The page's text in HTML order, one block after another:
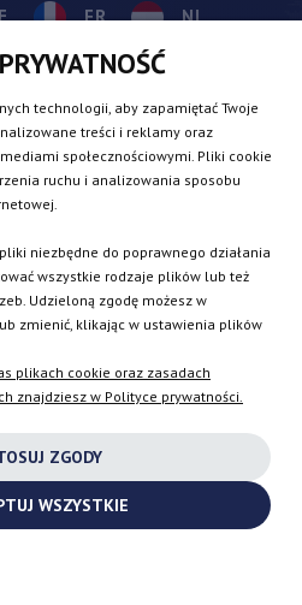
FR
IT
NL
SE
SK
FACEBOOK
technologii, aby zapamiętać Twoje
treści i reklamy oraz
społecznościowymi. Pliki cookie
ruchu i analizowania sposobu
niezbędne do poprawnego działania
wszystkie rodzaje plików lub też
Udzieloną zgodę możesz w
zmienić, klikając w ustawienia plików
plikach cookie oraz zasadach
znajdziesz w Polityce prywatności.
ZGODY
WSZYSTKIE